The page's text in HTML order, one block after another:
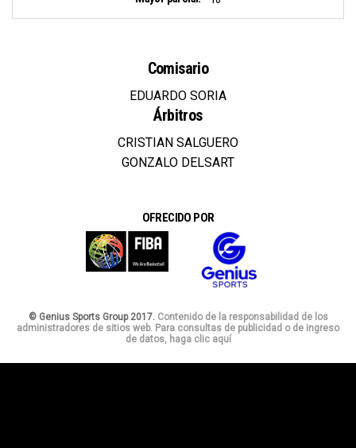
Comisario
EDUARDO SORIA
Árbitros
CRISTIAN SALGUERO
GONZALO DELSART
OFRECIDO POR
© Genius Sports Group 2017. Contenido de la responsabilidad de los
administradores de sitios web. Para consultas de publicidad o de ingreso
de datos, haga clic aquí